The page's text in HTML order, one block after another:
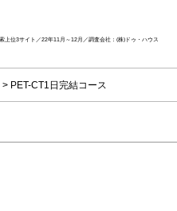
位3サイト／22年11月～12月／調査会社：(株)ドゥ・ハウス
PET-CT1日完結コース